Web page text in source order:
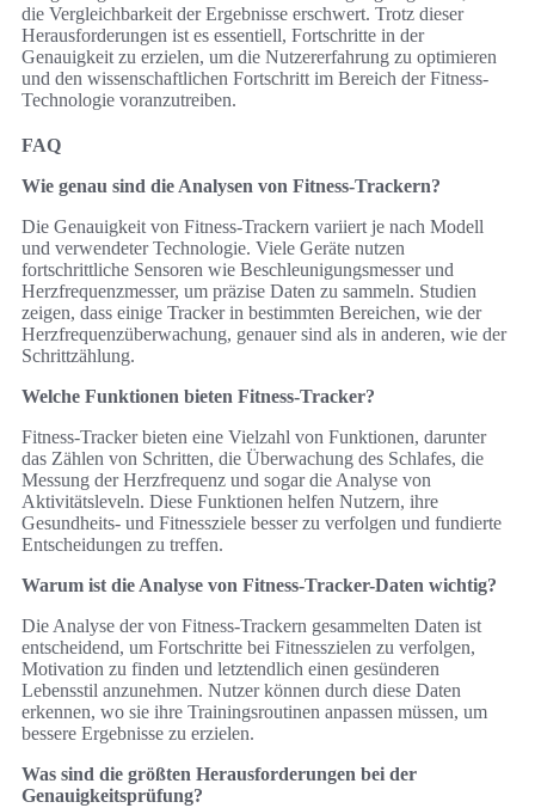
die Vergleichbarkeit der Ergebnisse erschwert. Trotz dieser
Herausforderungen ist es essentiell, Fortschritte in der
Genauigkeit zu erzielen, um die Nutzererfahrung zu optimieren
und den wissenschaftlichen Fortschritt im Bereich der Fitness-
Technologie voranzutreiben.
FAQ
Wie genau sind die Analysen von Fitness-Trackern?
Die Genauigkeit von Fitness-Trackern variiert je nach Modell
und verwendeter Technologie. Viele Geräte nutzen
fortschrittliche Sensoren wie Beschleunigungsmesser und
Herzfrequenzmesser, um präzise Daten zu sammeln. Studien
zeigen, dass einige Tracker in bestimmten Bereichen, wie der
Herzfrequenzüberwachung, genauer sind als in anderen, wie der
Schrittzählung.
Welche Funktionen bieten Fitness-Tracker?
Fitness-Tracker bieten eine Vielzahl von Funktionen, darunter
das Zählen von Schritten, die Überwachung des Schlafes, die
Messung der Herzfrequenz und sogar die Analyse von
Aktivitätsleveln. Diese Funktionen helfen Nutzern, ihre
Gesundheits- und Fitnessziele besser zu verfolgen und fundierte
Entscheidungen zu treffen.
Warum ist die Analyse von Fitness-Tracker-Daten wichtig?
Die Analyse der von Fitness-Trackern gesammelten Daten ist
entscheidend, um Fortschritte bei Fitnesszielen zu verfolgen,
Motivation zu finden und letztendlich einen gesünderen
Lebensstil anzunehmen. Nutzer können durch diese Daten
erkennen, wo sie ihre Trainingsroutinen anpassen müssen, um
bessere Ergebnisse zu erzielen.
Was sind die größten Herausforderungen bei der
Genauigkeitsprüfung?